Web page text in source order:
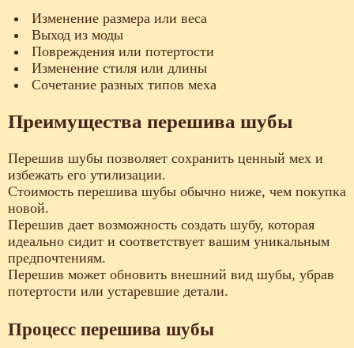
Изменение размера или веса
Выход из моды
Повреждения или потертости
Изменение стиля или длины
Сочетание разных типов меха
Преимущества перешива шубы
Перешив шубы позволяет сохранить ценный мех и
избежать его утилизации.
Стоимость перешива шубы обычно ниже, чем покупка
новой.
Перешив дает возможность создать шубу, которая
идеально сидит и соответствует вашим уникальным
предпочтениям.
Перешив может обновить внешний вид шубы, убрав
потертости или устаревшие детали.
Процесс перешива шубы